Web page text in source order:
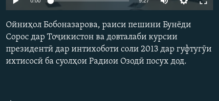
ГУЗОРИШҲОИ РАДИОӢ
ПАЙГИРӢ КУНЕД
Ойниҳол Бобоназарова, раиси пешини Бунёди
Сорос дар Тоҷикистон ва довталаби курсии
президентӣ дар интихоботи соли 2013 дар гуфтугӯи
ихтисосӣ ба суолҳои Радиои Озодӣ посух дод.